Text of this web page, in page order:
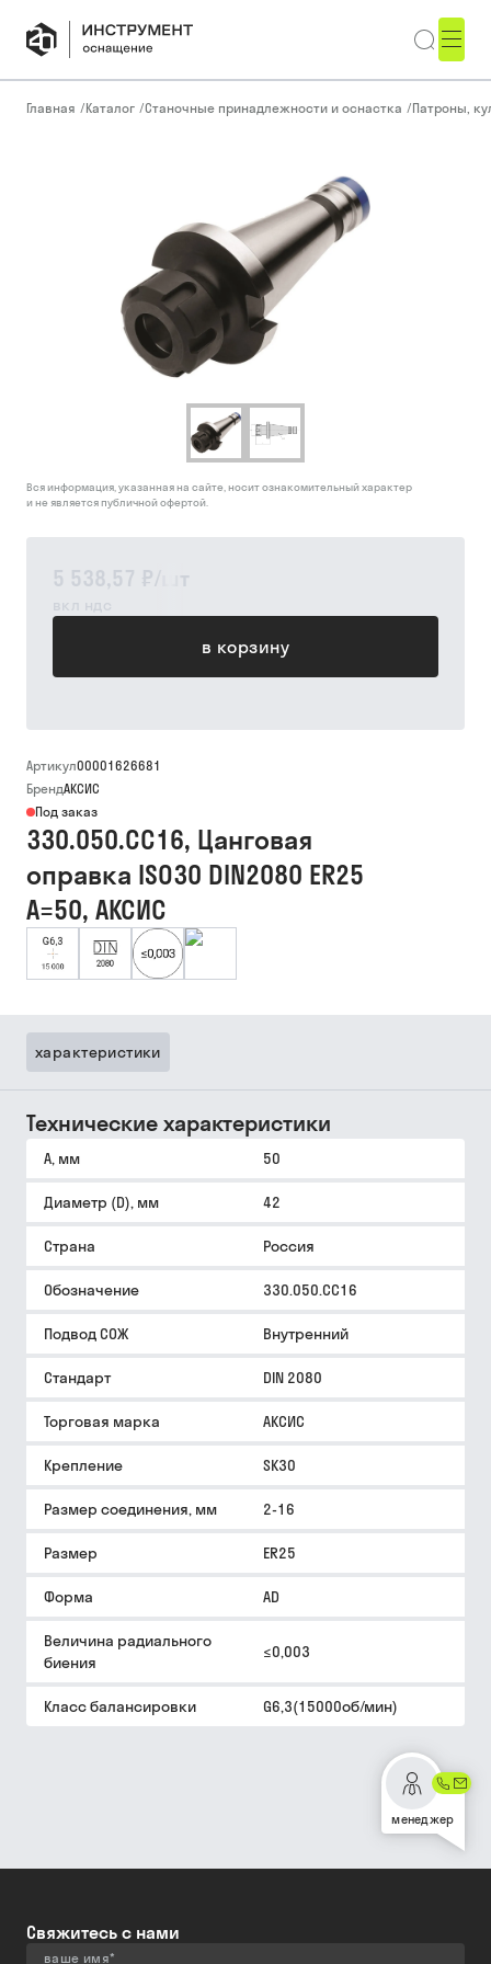
Главная /Каталог /Станочные принадлежности и оснастка /Патроны,
5 538,57 ₽/ шт
вкл ндс
в корзину
Вся информация, указанная на сайте, носит ознакомительный характер
и не является публичной офертой.
Артикул00001626681
БрендАКСИС
Под заказ
330.050.CC16, Цанговая
оправка ISO30 DIN2080 ER25
A=50, АКСИС
характеристики
Технические характеристики
A, мм 50
Диаметр (D), мм 42
Страна Россия
Обозначение 330.050.CC16
Подвод СОЖ Внутренний
Стандарт DIN 2080
Торговая марка АКСИС
Крепление SK30
Размер соединения, мм 2-16
Размер ER25
Форма AD
Величина радиального
биения
≤0,003
Класс балансировки G6,3(15000об/мин)
менеджер
Свяжитесь с нами
ваше имя*